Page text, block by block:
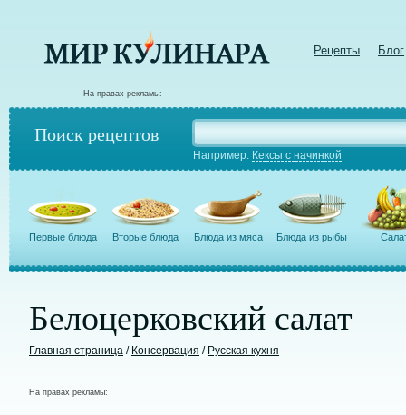
Рецепты Блог
На правах рекламы:
Поиск рецептов
Например: Кексы с начинкой
Первые блюда Вторые блюда Блюда из мяса Блюда из рыбы
Белоцерковский салат
Главная страница / Консервация / Русская кухня
На правах рекламы: